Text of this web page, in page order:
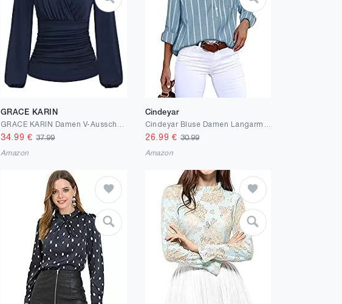
GRACE KARIN
34.99 €37.99
Amazon
Cindeyar
26.99 € 30.99
Amazon